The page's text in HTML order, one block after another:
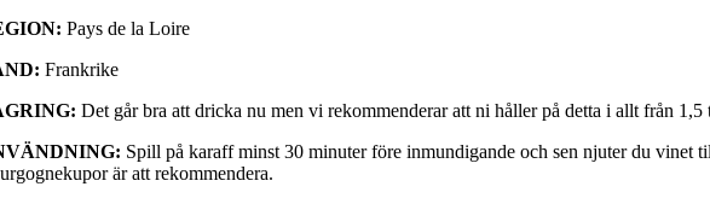
Pays de la Loire
Frankrike
Det går bra att dricka nu men vi rekommenderar att ni håller på detta i allt från 1,5
Spill på karaff minst 30 minuter före inmundigande och sen njuter du vinet
är att rekommendera.